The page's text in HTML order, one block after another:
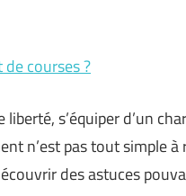
courses ?
s’équiper d’un
n’est pas tout simple
des astuces